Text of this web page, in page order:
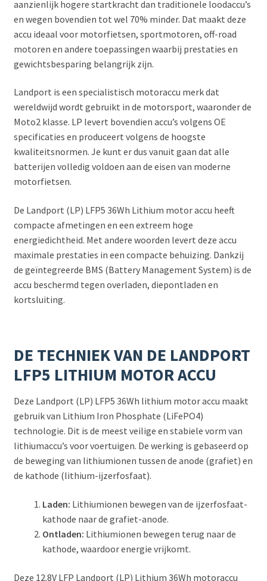
aanzienlijk hogere startkracht dan traditionele loodaccu’s
en wegen bovendien tot wel 70% minder. Dat maakt deze
accu ideaal voor motorfietsen, sportmotoren, off-road
motoren en andere toepassingen waarbij prestaties en
gewichtsbesparing belangrijk zijn.
Landport is een specialistisch motoraccu merk dat
wereldwijd wordt gebruikt in de motorsport, waaronder de
Moto2 klasse. LP levert bovendien accu’s volgens OE
specificaties en produceert volgens de hoogste
kwaliteitsnormen. Je kunt er dus vanuit gaan dat alle
batterijen volledig voldoen aan de eisen van moderne
motorfietsen.
De Landport (LP) LFP5 36Wh Lithium motor accu heeft
compacte afmetingen en een extreem hoge
energiedichtheid. Met andere woorden levert deze accu
maximale prestaties in een compacte behuizing. Dankzij
de geïntegreerde BMS (Battery Management System) is de
accu beschermd tegen overladen, diepontladen en
kortsluiting.
DE TECHNIEK VAN DE LANDPORT
LFP5 LITHIUM MOTOR ACCU
Deze Landport (LP) LFP5 36Wh lithium motor accu maakt
gebruik van Lithium Iron Phosphate (LiFePO4)
technologie. Dit is de meest veilige en stabiele vorm van
lithiumaccu’s voor voertuigen. De werking is gebaseerd op
de beweging van lithiumionen tussen de anode (grafiet) en
de kathode (lithium-ijzerfosfaat).
Laden: Lithiumionen bewegen van de ijzerfosfaat-
kathode naar de grafiet-anode.
Ontladen: Lithiumionen bewegen terug naar de
kathode, waardoor energie vrijkomt.
Deze 12.8V LFP Landport (LP) Lithium 36Wh motoraccu